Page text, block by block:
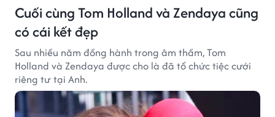
Cuối cùng Tom Holland và Zendaya cũng
có cái kết đẹp
Sau nhiều năm đồng hành trong âm thầm, Tom
Holland và Zendaya được cho là đã tổ chức tiệc cưới
riêng tư tại Anh.